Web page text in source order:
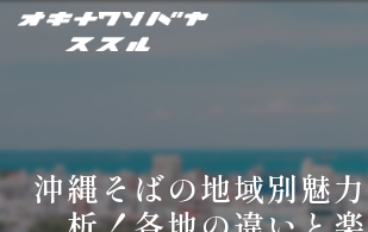
沖縄そばの地域別魅